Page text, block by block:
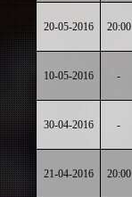
20-05-2016 20:00
10-05-2016 -
30-04-2016 -
21-04-2016 20:00